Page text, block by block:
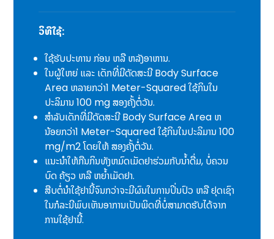
ວິທີໃຊ້:
ໃຊ້ຮັບປະທານ ກ່ອນ ຫລື ຫລັງອາຫານ.
ໃນຜູ້ໃຫຍ່ ແລະ ເດັກທີ່ມີດັດສະນີ Body Surface
Area ຫລາຍກວ່າ1 Meter-Squared ໃຊ້ກິນໃນ
ປະລິມານ 100 mg ສອງຄັ້ງຕໍ່ວັນ.
ສຳລັບເດັກທີ່ມີດັດສະນີ Body Surface Area ຫ
ນ້ອຍກວ່າ1 Meter-Squared ໃຊ້ກິນໃນປະລິມານ 100
mg/m2 ໂດຍໃຫ້ ສອງຄັ້ງຕໍ່ວັນ.
ແນະນໍາໃຫ້ກືນກິນທັງຫມົດເມັດຢາຮ່ວມກັບນໍ້າດື່ມ, ບໍ່ຄວນ
ບົດ ຄ້ຽວ ຫລື ຫຍໍ້າເມັດຢາ.
ສືບຕໍ່ນໍາໃຊ້ຢານີ້ຈົນກວ່າຈະມີຜົນໃນການປິ່ນປົວ ຫລື ຢຸດເຊົາ
ໃນກໍລະນີພົບເຫັນອາການເປັນພິດທີ່ບໍ່ສາມາດຮັບໄດ້ຈາກ
ການໃຊ້ຢານີ້.